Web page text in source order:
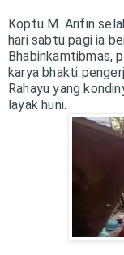
Koptu M. Arifin
hari sabtu pagi ia
Bhabinkamtibmas,
karya bhakti
Rahayu yang
layak huni.